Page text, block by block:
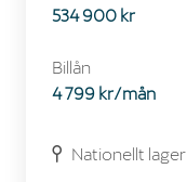
534 900 kr
Billån
4 799 kr/mån
Nationellt lager